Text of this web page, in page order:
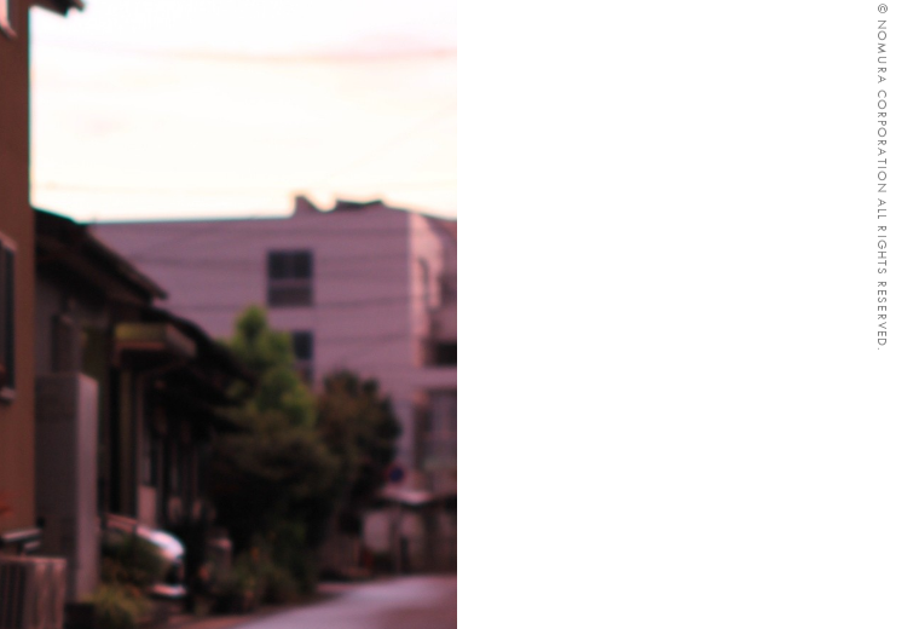
© NOMURA CORPORATION ALL RIGHTS RESERVED.